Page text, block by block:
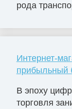
рода
Интернет-
прибыльный
В эпоху
торговля